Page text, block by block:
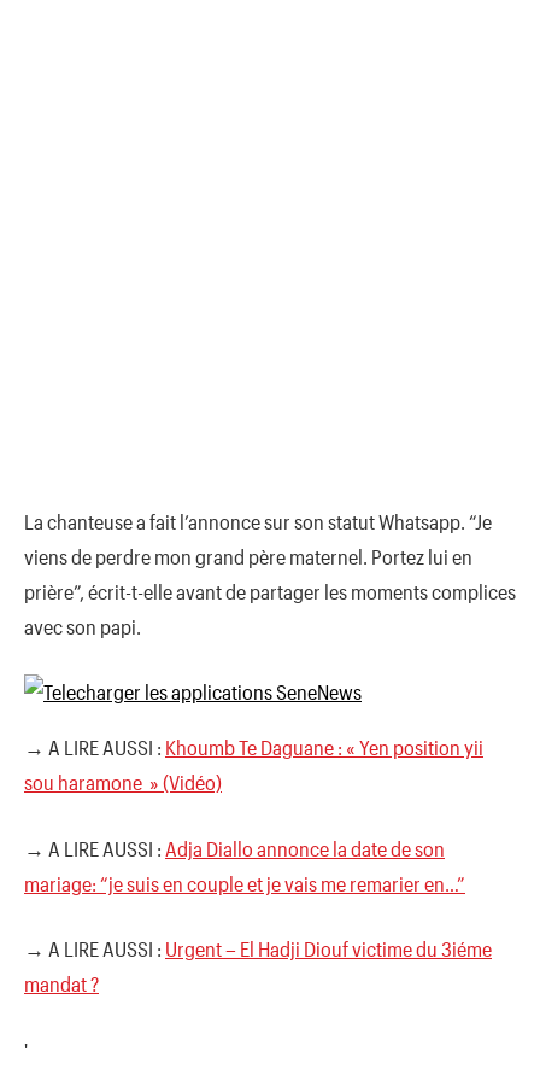
La chanteuse a fait l’annonce sur son statut Whatsapp. “Je
viens de perdre mon grand père maternel. Portez lui en
prière”, écrit-t-elle avant de partager les moments complices
avec son papi.
→ A LIRE AUSSI : Khoumb Te Daguane : « Yen position yii
sou haramone » (Vidéo)
→ A LIRE AUSSI : Adja Diallo annonce la date de son
mariage: “je suis en couple et je vais me remarier en…”
→ A LIRE AUSSI : Urgent – El Hadji Diouf victime du 3iéme
mandat ?
'